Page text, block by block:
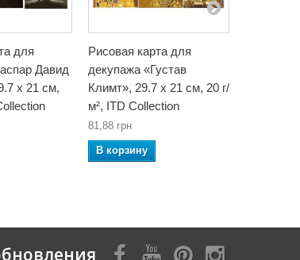
для
Давид
x 21 см,
Рисовая карта для
декупажа «Густав
Климт», 29.7 x 21 см, 20 г/
м², ITD Collection
81,88 грн
В корзину